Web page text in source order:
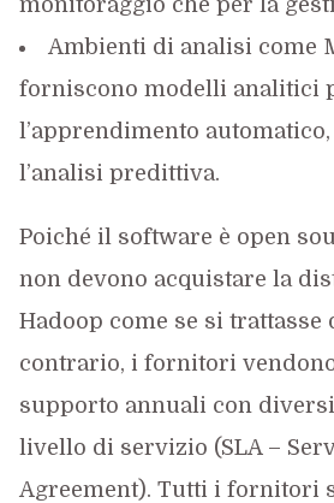
monitoraggio che per la
Ambienti di analisi come
forniscono modelli analitici
l’apprendimento
l’analisi predittiva.
Poiché il software è open
non devono acquistare la
Hadoop come se si
contrario, i fornitori
supporto annuali con
livello di servizio (SLA –
Agreement). Tutti i fornitori